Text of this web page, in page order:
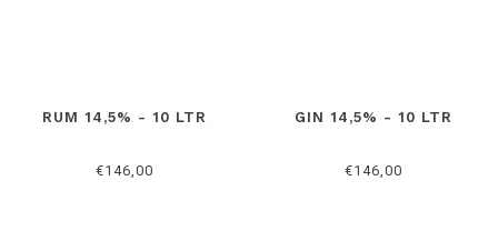
RUM 14,5% - 10 LTR
€146,00
GIN 14,5% - 10 LTR
€146,00